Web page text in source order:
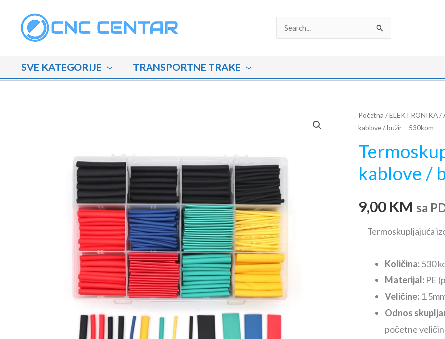
content
Search
SVE KATEGORIJE TRANSPORTNE TRAKE
Početna /ELEKTRONIKA/
kablove / bužir – 530kom
kablove /
9,00 KM sa
Termoskupljajuća
Količina:530
Materijal:PE
Veličine:
Odnos
početne
Termoskupljajuća
izolacija
kablove
/
bužir
530kom